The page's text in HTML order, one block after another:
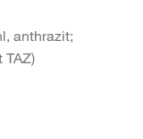
anthrazit;
TAZ)